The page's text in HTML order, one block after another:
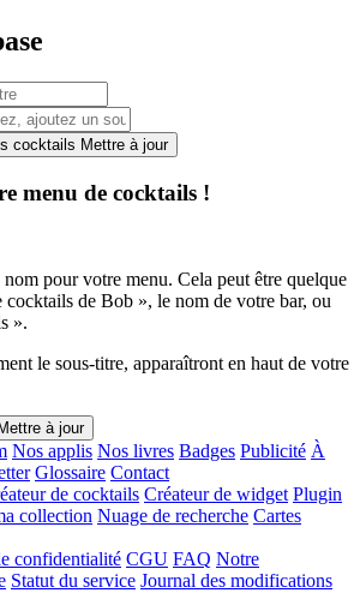
cocktails Mettre à jour
menu de cocktails !
nom pour votre menu. Cela peut être quelque
cocktails de Bob », le nom de votre bar, ou
».
le sous-titre, apparaîtront en haut de votre
Mettre à jour
Nos applis Nos livres Badges Publicité À
Glossaire Contact
de cocktails Créateur de widget Plugin
collection Nuage de recherche Cartes
confidentialité CGU FAQ Notre
Statut du service Journal des modifications